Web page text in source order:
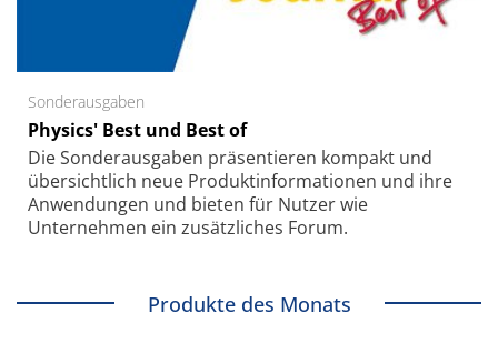
Sonderausgaben
Physics' Best und Best of
Die Sonder­ausgaben präsentieren kompakt und
übersichtlich neue Produkt­informationen und ihre
Anwendungen und bieten für Nutzer wie
Unternehmen ein zusätzliches Forum.
Produkte des Monats